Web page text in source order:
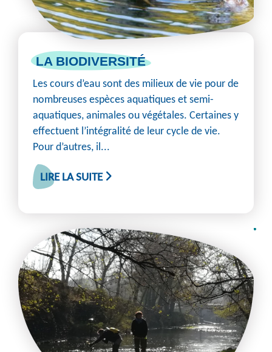
LA BIODIVERSITÉ
Les cours d’eau sont des milieux de vie pour de
nombreuses espèces aquatiques et semi-
aquatiques, animales ou végétales. Certaines y
effectuent l’intégralité de leur cycle de vie.
Pour d’autres, il...
LIRE LA SUITE